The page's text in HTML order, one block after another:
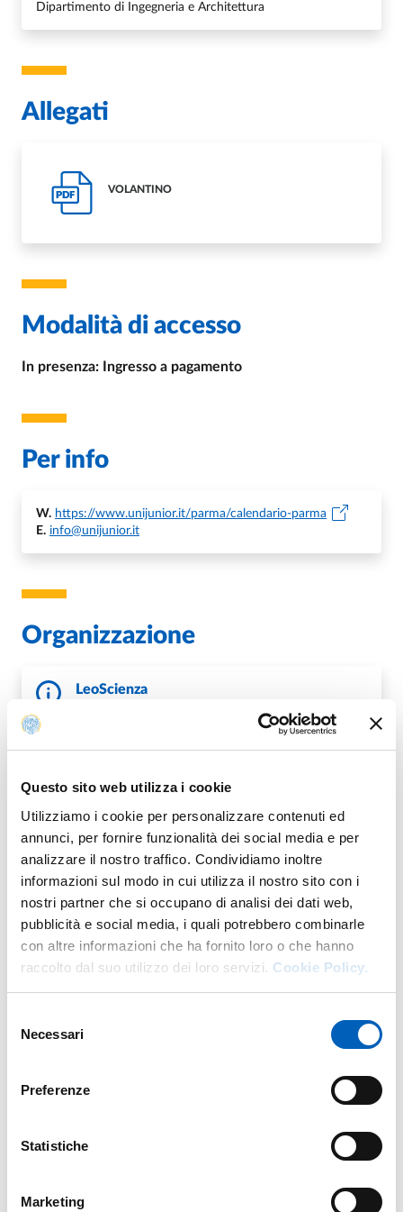
Questo sito web utilizza i cookie
Utilizziamo i cookie per personalizzare contenuti ed
annunci, per fornire funzionalità dei social media e per
analizzare il nostro traffico. Condividiamo inoltre
informazioni sul modo in cui utilizza il nostro sito con i
nostri partner che si occupano di analisi dei dati web,
pubblicità e social media, i quali potrebbero combinarle
con altre informazioni che ha fornito loro o che hanno
raccolto dal suo utilizzo dei loro servizi. Cookie Policy.
delNecessari
Preferenze
Statistiche
Marketing
Dipartimento di Ingegneria e Architettura
Allegati
PDF
VOLANTINO
Modalità di accesso
In presenza: Ingresso a pagamento
Per info
W. https://www.unijunior.it/parma/calendario-parma
E. info@unijunior.it
Organizzazione
LeoScienza
Università di Parma
Fa parte di
Unijunior Parma 2024 - Conoscere per crescere
Mappa